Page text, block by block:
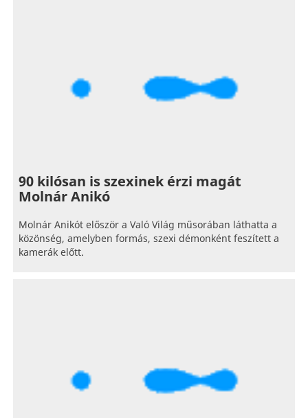
90 kilósan is szexinek érzi magát
Molnár Anikó
Molnár Anikót először a Való Világ műsorában láthatta a
közönség, amelyben formás, szexi démonként feszített a
kamerák előtt.